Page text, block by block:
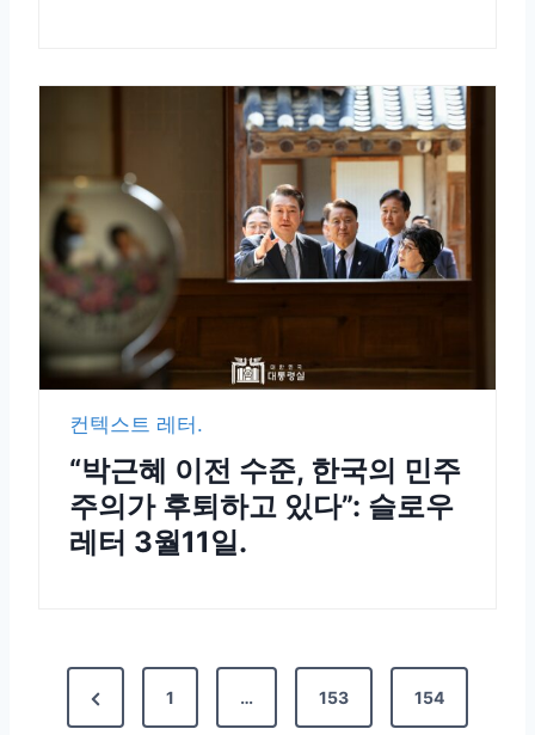
컨텍스트 레터.
“박근혜 이전 수준, 한국의 민주
주의가 후퇴하고 있다”: 슬로우
레터 3월11일.
1 … 153 154